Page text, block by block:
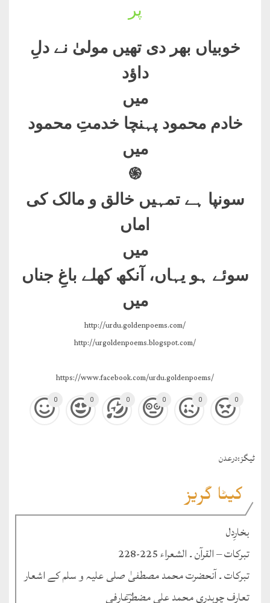
پر
خوبیاں بھر دی تھیں مولیٰ نے دلِ
داؤد
میں
خادم محمود پہنچا خدمتِ محمود
میں
֍
سونپا ہے تمہیں خالق و مالک کی
اماں
میں
سوئے ہو یہاں، آنکھ کھلے باغِ جناں
میں
http://urdu.goldenpoems.com/
http://urgoldenpoems.blogspot.com/
https://www.facebook.com/urdu.goldenpoems/
0 0 0 0 0 0
ٹيگز:درعدن
کیٹا گریز
بخارِدل
تبرکات – القرآن ۔ الشعراء 225-228
تبرکات ۔ آنحضرت محمد مصطفیٰ صلی علیہ و سلم کے اشعار
تعارف چوہدری محمد علی مضطرؔعارفی